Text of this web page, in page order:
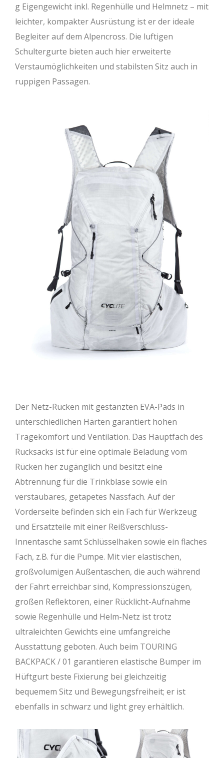
g Eigengewicht inkl. Regenhülle und Helmnetz – mit
leichter, kompakter Ausrüstung ist er der ideale
Begleiter auf dem Alpencross. Die luftigen
Schultergurte bieten auch hier erweiterte
Verstaumöglichkeiten und stabilsten Sitz auch in
ruppigen Passagen.
Der Netz-Rücken mit gestanzten EVA-Pads in
unterschiedlichen Härten garantiert hohen
Tragekomfort und Ventilation. Das Hauptfach des
Rucksacks ist für eine optimale Beladung vom
Rücken her zugänglich und besitzt eine
Abtrennung für die Trinkblase sowie ein
verstaubares, getapetes Nassfach. Auf der
Vorderseite befinden sich ein Fach für Werkzeug
und Ersatzteile mit einer Reißverschluss-
Innentasche samt Schlüsselhaken sowie ein flaches
Fach, z.B. für die Pumpe. Mit vier elastischen,
großvolumigen Außentaschen, die auch während
der Fahrt erreichbar sind, Kompressionszügen,
großen Reflektoren, einer Rücklicht-Aufnahme
sowie Regenhülle und Helm-Netz ist trotz
ultraleichten Gewichts eine umfangreiche
Ausstattung geboten. Auch beim TOURING
BACKPACK / 01 garantieren elastische Bumper im
Hüftgurt beste Fixierung bei gleichzeitig
bequemem Sitz und Bewegungsfreiheit; er ist
ebenfalls in schwarz und light grey erhältlich.